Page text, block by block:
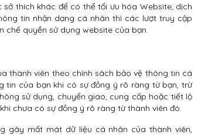
thích khác để có thể tối ưu hóa Website, dịch
tin nhận dạng cá nhân thì các lượt truy cập
chế quyền sử dụng website của bạn.
thành viên theo chính sách bảo vệ thông tin cá
tin của bạn khi có sự đồng ý rõ ràng từ bạn, trừ
sử dụng, chuyển giao, cung cấp hoặc tiết lộ
chưa có sự đồng ý rõ ràng từ thành viên đó.
gây mất mát dữ liệu cá nhân của thành viên,